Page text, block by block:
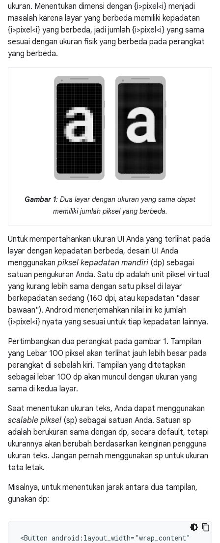
ukuran. Menentukan dimensi dengan {i>pixel<i} menjadi
masalah karena layar yang berbeda memiliki kepadatan
{i>pixel<i} yang berbeda, jadi jumlah {i>pixel<i} yang sama
sesuai dengan ukuran fisik yang berbeda pada perangkat
yang berbeda.
Gambar 1: Dua layar dengan ukuran yang sama dapat
memiliki jumlah piksel yang berbeda.
Untuk mempertahankan ukuran UI Anda yang terlihat pada
layar dengan kepadatan berbeda, desain UI Anda
menggunakan piksel kepadatan mandiri (dp) sebagai
satuan pengukuran Anda. Satu dp adalah unit piksel virtual
yang kurang lebih sama dengan satu piksel di layar
berkepadatan sedang (160 dpi, atau kepadatan "dasar
bawaan"). Android menerjemahkan nilai ini ke jumlah
{i>pixel<i} nyata yang sesuai untuk tiap kepadatan lainnya.
Pertimbangkan dua perangkat pada gambar 1. Tampilan
yang Lebar 100 piksel akan terlihat jauh lebih besar pada
perangkat di sebelah kiri. Tampilan yang ditetapkan
sebagai lebar 100 dp akan muncul dengan ukuran yang
sama di kedua layar.
Saat menentukan ukuran teks, Anda dapat menggunakan
scalable piksel (sp) sebagai satuan Anda. Satuan sp
adalah berukuran sama dengan dp, secara default, tetapi
ukurannya akan berubah berdasarkan keinginan pengguna
ukuran teks. Jangan pernah menggunakan sp untuk ukuran
tata letak.
Misalnya, untuk menentukan jarak antara dua tampilan,
gunakan dp:
<Button